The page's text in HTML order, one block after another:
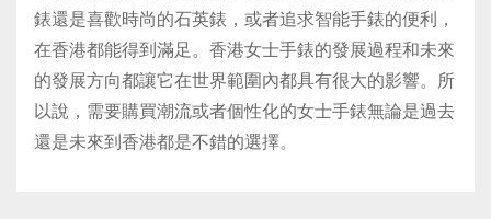
錶還是喜歡時尚的石英錶，或者追求智能手錶的便利，
在香港都能得到滿足。香港女士手錶的發展過程和未來
的發展方向都讓它在世界範圍內都具有很大的影響。所
以說，需要購買潮流或者個性化的女士手錶無論是過去
還是未來到香港都是不錯的選擇。